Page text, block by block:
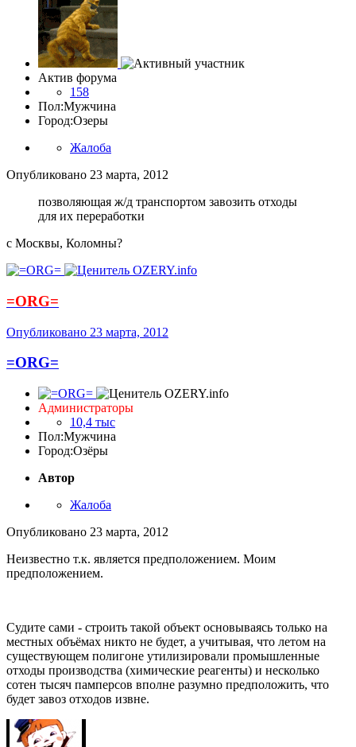
Актив форума
158
Пол:Мужчина
Город:Озеры
Жалоба
Опубликовано 23 марта, 2012
позволяющая ж/д транспортом завозить отходы
для их переработки
с Москвы, Коломны?
=ORG=
Опубликовано 23 марта, 2012
=ORG=
Администраторы
10,4 тыс
Пол:Мужчина
Город:Озёры
Автор
Жалоба
Опубликовано 23 марта, 2012
Неизвестно т.к. является предположением. Моим
предположением.
Судите сами - строить такой объект основываясь только на
местных объёмах никто не будет, а учитывая, что летом на
существующем полигоне утилизировали промышленные
отходы производства (химические реагенты) и несколько
сотен тысяч памперсов вполне разумно предположить, что
будет завоз отходов извне.